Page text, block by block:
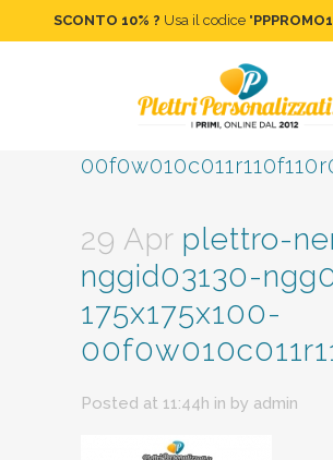
SCONTO 10% ? Usa il codice "
plettro-nero-
ngg0dyn-
29 Apr plettro-
nggid03130-
175x175x100-
Posted at 11:44h in by admin